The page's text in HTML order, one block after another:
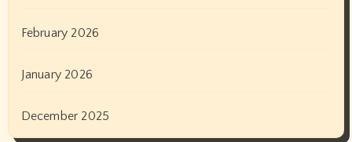
February 2026
January 2026
December 2025